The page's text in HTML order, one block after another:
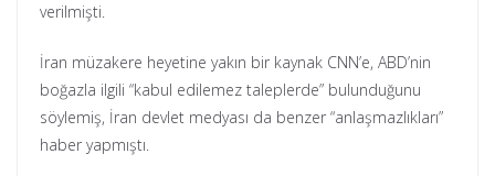
verilmişti.​​​​​​​
İran müzakere heyetine yakın bir kaynak CNN’e, ABD’nin
boğazla ilgili “kabul edilemez taleplerde” bulunduğunu
söylemiş, İran devlet medyası da benzer “anlaşmazlıkları”
haber yapmıştı.